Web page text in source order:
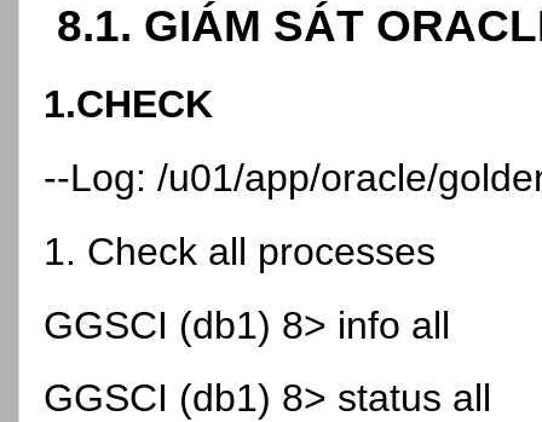
8.1. GIÁM SÁT
1.CHECK
--Log: /u01/app/oracle/
1. Check all processes
GGSCI (db1) 8> info all
GGSCI (db1) 8> status all